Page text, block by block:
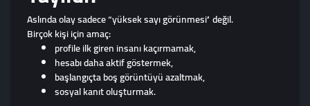
Aslında olay sadece “yüksek sayı görünmesi” değil.
Birçok kişi için amaç:
profile ilk giren insanı kaçırmamak,
hesabı daha aktif göstermek,
başlangıçta boş görüntüyü azaltmak,
sosyal kanıt oluşturmak.